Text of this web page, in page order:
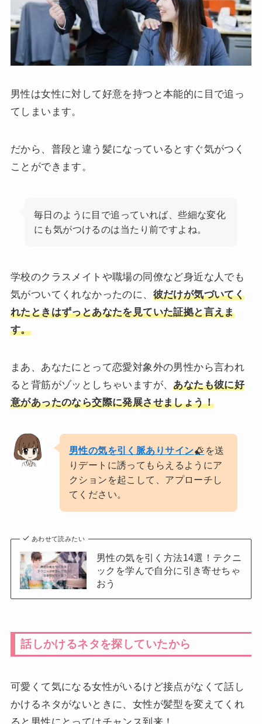
男性は女性に対して好意を持つと本能的に目で追っ
てしまいます。
だから、普段と違う髪になっているとすぐ気がつく
ことができます。
毎日のように目で追っていれば、些細な変化
にも気がつけるのは当たり前ですよね。
学校のクラスメイトや職場の同僚など身近な人でも
気がついてくれなかったのに、 彼だけが気づいてく
れたときはずっとあなたを見ていた証拠と言えま
す。
まあ、あなたにとって恋愛対象外の男性から言われ
ると背筋がゾッとしちゃいますが、あなたも彼に好
意があったのなら交際に発展させましょう！
男性の気を引く脈ありサイン
を送
りデートに誘ってもらえるようにア
クションを起こして、アプローチし
てください。
あわせて読みたい
男性の気を引く方法14選！テクニ
ックを学んで自分に引き寄せちゃ
おう
話しかけるネタを探していたから
可愛くて気になる女性がいるけど接点がなくて話し
かけるネタがないときに、女性が髪型を変えてくれ